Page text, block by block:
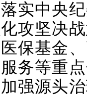
实中央
攻坚决
保基金
务等重
强源头